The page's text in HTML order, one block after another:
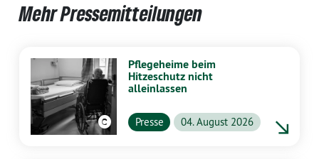
Mehr Pressemitteilungen
Pflegeheime beim
Hitzeschutz nicht
alleinlassen
Presse 04. August 2026